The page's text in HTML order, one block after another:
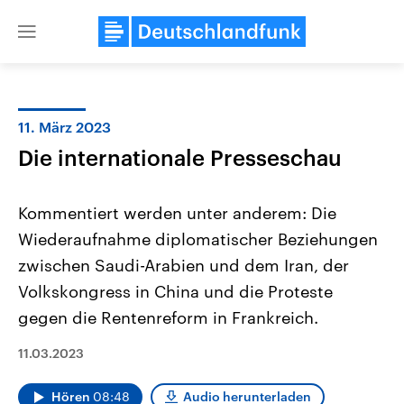
Close
Landtagswahl Sachsen-Anhalt
2026
Sachsen-Anhalt wählt am 6.
Landtag. Seit 2021 wird das
Bundesland von einer Koalition aus
USA
den mächtigsten Ländern
mit großem Einfluss auf
11. März 2023
Die internationale Presseschau
Kommentiert werden unter anderem: Die
Wiederaufnahme diplomatischer Beziehungen
zwischen Saudi-Arabien und dem Iran, der
Volkskongress in China und die Proteste
gegen die Rentenreform in Frankreich.
11.03.2023
Hören 08:48 Audio herunterladen